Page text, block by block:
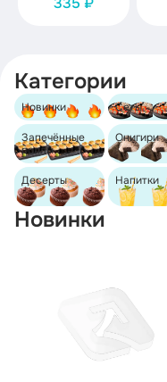
Категории
Новинки Сеты
Запечённые
роллы
Онигири
Десерты Напитки
Новинки